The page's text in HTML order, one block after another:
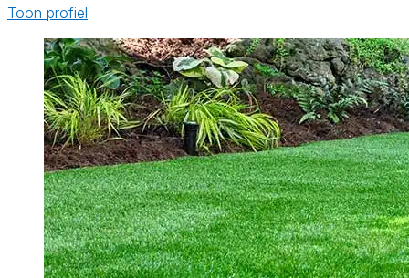
Toon profiel